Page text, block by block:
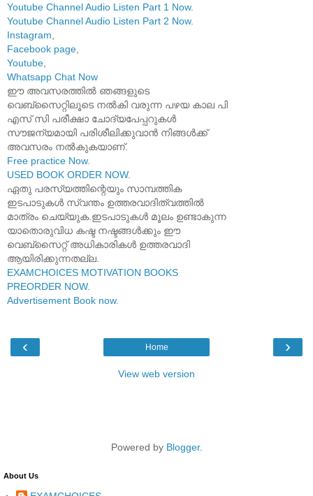
Youtube Channel Audio Listen Part 1 Now.
Youtube Channel Audio Listen Part 2 Now.
Instagram
Facebook page
Youtube
Whatsapp Chat Now
ഈ അവസരത്തിൽ ഞങ്ങളുടെ
വെബ്സൈറ്റിലൂടെ നൽകി വരുന്ന പഴയ കാല പി
എസ് സി പരീക്ഷാ ചോദ്യപേപ്പറുകൾ
സൗജന്യമായി പരിശീലിക്കുവാൻ നിങ്ങൾക്ക്
അവസരം നൽകുകയാണ്.
Free practice Now.
USED BOOK ORDER NOW.
ഏതു പരസ്യത്തിന്റെയും സാമ്പത്തിക
ഇടപാടുകൾ സ്വന്തം ഉത്തരവാദിത്വത്തിൽ
മാത്രം ചെയ്യുക.ഇടപാടുകൾ മൂലം ഉണ്ടാകുന്ന
യാതൊരുവിധ കഷ്ട നഷ്ടങ്ങൾക്കും ഈ
വെബ്സൈറ്റ് അധികാരികൾ ഉത്തരവാദി
ആയിരിക്കുന്നതല്ല.
EXAMCHOICES MOTIVATION BOOKS
PREORDER NOW.
Advertisement Book now.
‹ ›
Home
View web version
Powered by Blogger.
About Us